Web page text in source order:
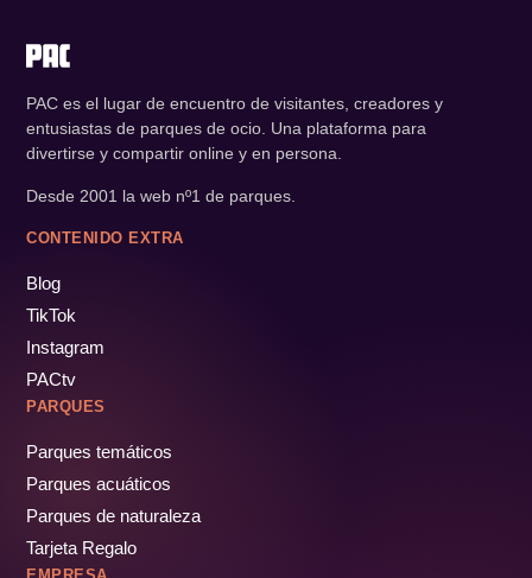
PAC es el lugar de encuentro de visitantes, creadores y
entusiastas de parques de ocio. Una plataforma para
divertirse y compartir online y en persona.
Desde 2001 la web nº1 de parques.
CONTENIDO EXTRA
Blog
TikTok
Instagram
PACtv
PARQUES
Parques temáticos
Parques acuáticos
Parques de naturaleza
Tarjeta Regalo